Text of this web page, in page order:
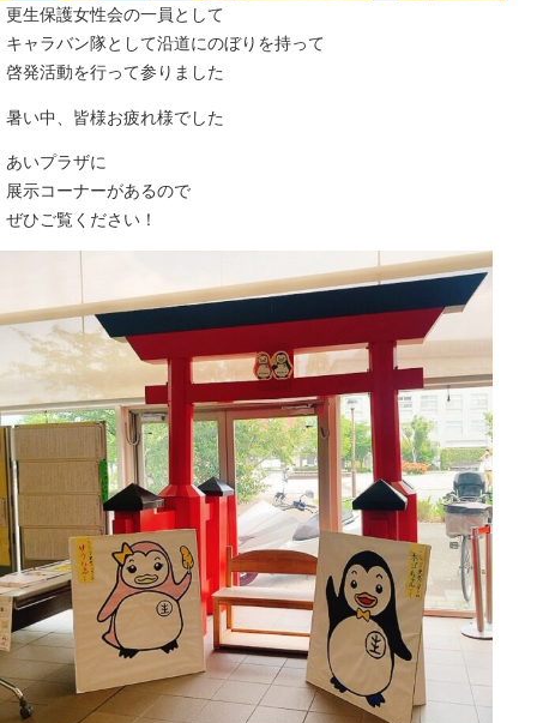
更生保護女性会の一員として
キャラバン隊として沿道にのぼりを持って
啓発活動を行って参りました
暑い中、皆様お疲れ様でした
あいプラザに
展示コーナーがあるので
ぜひご覧ください！